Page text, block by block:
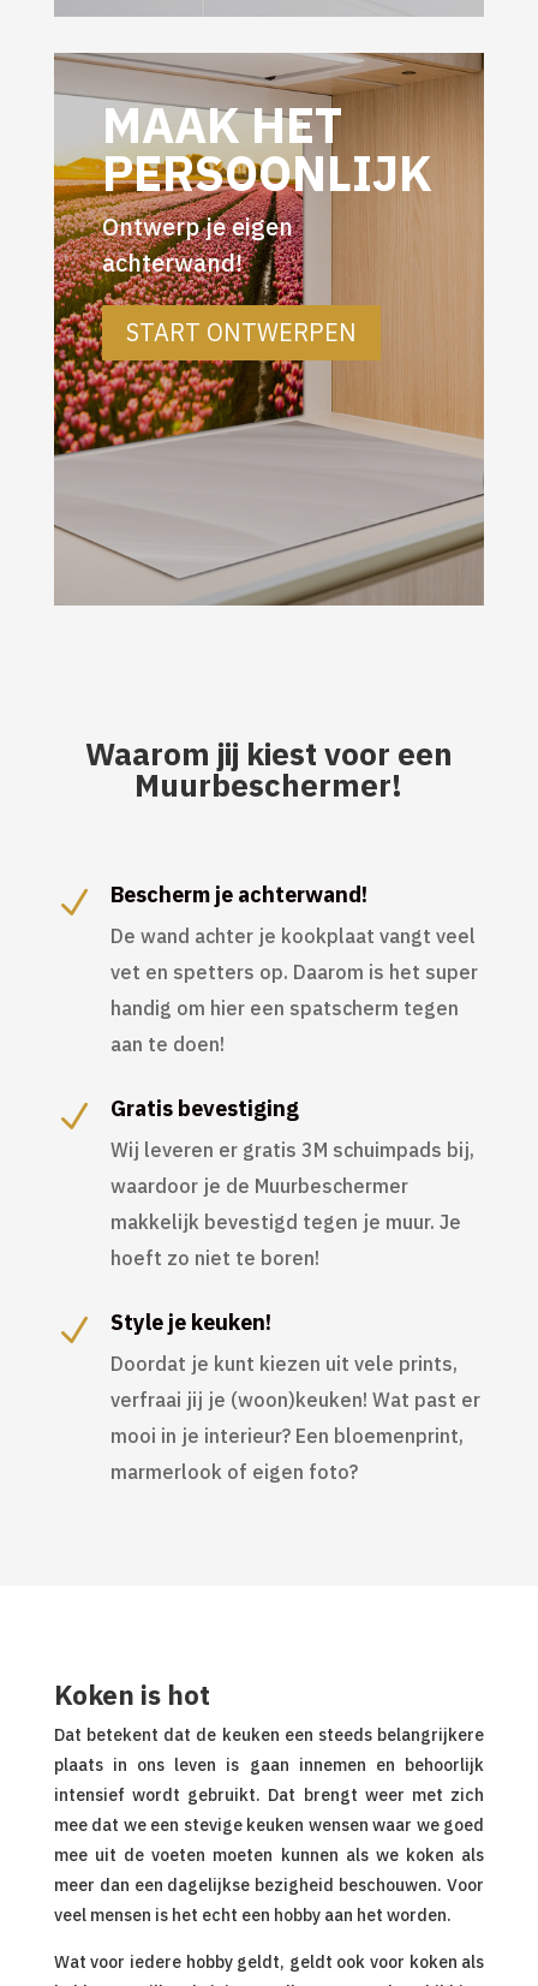
MAAK HET
PERSOONLIJK
Ontwerp je eigen
achterwand!
START ONTWERPEN
Waarom jij kiest voor een
Muurbeschermer!
N Bescherm je achterwand!
De wand achter je kookplaat vangt veel
vet en spetters op. Daarom is het super
handig om hier een spatscherm tegen
aan te doen!
N Gratis bevestiging
Wij leveren er gratis 3M schuimpads bij,
waardoor je de Muurbeschermer
makkelijk bevestigd tegen je muur. Je
hoeft zo niet te boren!
N Style je keuken!
Doordat je kunt kiezen uit vele prints,
verfraai jij je (woon)keuken! Wat past er
mooi in je interieur? Een bloemenprint,
marmerlook of eigen foto?
Koken is hot
Dat betekent dat de keuken een steeds belangrijkere
plaats in ons leven is gaan innemen en behoorlijk
intensief wordt gebruikt. Dat brengt weer met zich
mee dat we een stevige keuken wensen waar we goed
mee uit de voeten moeten kunnen als we koken als
meer dan een dagelijkse bezigheid beschouwen. Voor
veel mensen is het echt een hobby aan het worden.
Wat voor iedere hobby geldt, geldt ook voor koken als